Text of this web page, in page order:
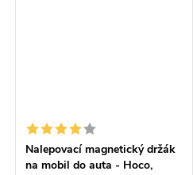
Nalepovací magnetický držák
na mobil do auta - Hoco,